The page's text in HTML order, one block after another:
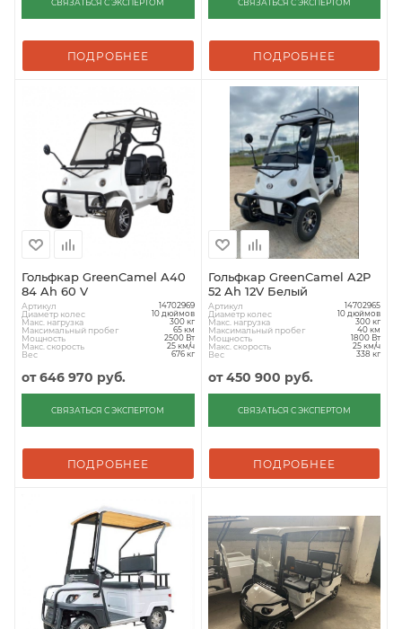
ПОДРОБНЕЕ ПОДРОБНЕЕ
Гольфкар GreenCamel A40
84 Ah 60 V
Артикул 14702969
Диаметр колес 10 дюймов
Макс. нагрузка 300 кг
Максимальный пробег 65 км
Мощность 2500 Вт
Макс. скорость 25 км/ч
Вес 676 кг
от646 970 руб.
СВЯЗАТЬСЯ С ЭКСПЕРТОМ
ПОДРОБНЕЕ
Гольфкар GreenCamel A2P
52 Ah 12V Белый
Артикул 14702965
Диаметр колес 10 дюймов
Макс. нагрузка 300 кг
Максимальный пробег 40 км
Мощность 1800 Вт
Макс. скорость 25 км/ч
Вес 338 кг
от450 900 руб.
СВЯЗАТЬСЯ С ЭКСПЕРТОМ
ПОДРОБНЕЕ